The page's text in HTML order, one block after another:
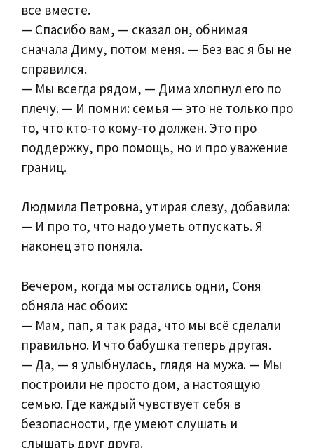
все вместе.
— Спасибо вам, — сказал он, обнимая
сначала Диму, потом меня. — Без вас я бы не
справился.
— Мы всегда рядом, — Дима хлопнул его по
плечу. — И помни: семья — это не только про
то, что кто‑то кому‑то должен. Это про
поддержку, про помощь, но и про уважение
границ.
Людмила Петровна, утирая слезу, добавила:
— И про то, что надо уметь отпускать. Я
наконец это поняла.
Вечером, когда мы остались одни, Соня
обняла нас обоих:
— Мам, пап, я так рада, что мы всё сделали
правильно. И что бабушка теперь другая.
— Да, — я улыбнулась, глядя на мужа. — Мы
построили не просто дом, а настоящую
семью. Где каждый чувствует себя в
безопасности, где умеют слушать и
слышать друг друга.